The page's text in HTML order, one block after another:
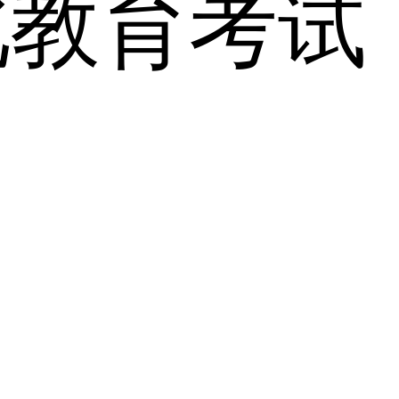
育考试